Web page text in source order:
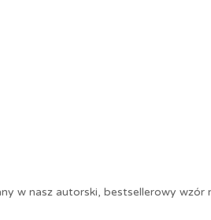
w nasz autorski, bestsellerowy